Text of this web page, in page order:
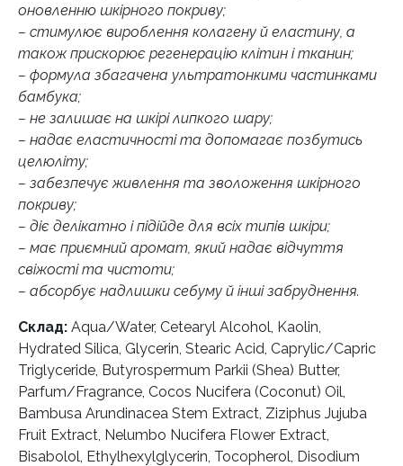
оновленню шкірного покриву;
– стимулює вироблення колагену й еластину, а
також прискорює регенерацію клітин і тканин;
– формула збагачена ультратонкими частинками
бамбука;
– не залишає на шкірі липкого шару;
– надає еластичності та допомагає позбутись
целюліту;
– забезпечує живлення та зволоження шкірного
покриву;
– діє делікатно і підійде для всіх типів шкіри;
– має приємний аромат, який надає відчуття
свіжості та чистоти;
– абсорбує надлишки себуму й інші забруднення.
Склад: Aqua/Water, Cetearyl Alcohol, Kaolin,
Hydrated Silica, Glycerin, Stearic Acid, Caprylic/Capric
Triglyceride, Butyrospermum Parkii (Shea) Butter,
Parfum/Fragrance, Cocos Nucifera (Coconut) Oil,
Bambusa Arundinacea Stem Extract, Ziziphus Jujuba
Fruit Extract, Nelumbo Nucifera Flower Extract,
Bisabolol, Ethylhexylglycerin, Tocopherol, Disodium